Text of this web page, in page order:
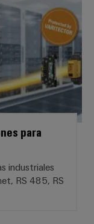
para
industriales
RS 485, RS